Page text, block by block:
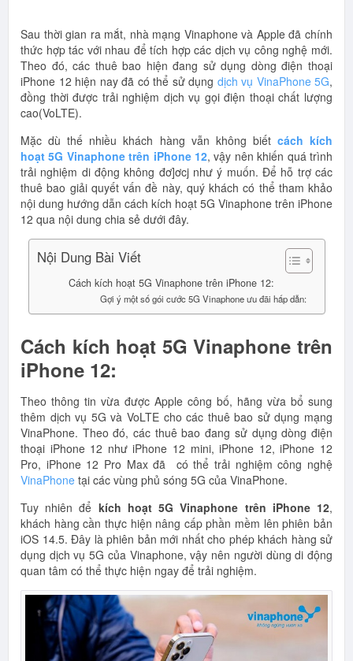
Sau thời gian ra mắt, nhà mạng Vinaphone và Apple đã chính
thức hợp tác với nhau để tích hợp các dịch vụ công nghệ mới.
Theo đó, các thuê bao hiện đang sử dụng dòng điện thoại
iPhone 12 hiện nay đã có thể sử dụng dịch vụ VinaPhone 5G,
đồng thời được trải nghiệm dịch vụ gọi điện thoại chất lượng
cao(VoLTE).
Mặc dù thế nhiều khách hàng vẫn không biết cách kích
hoạt 5G Vinaphone trên iPhone 12, vậy nên khiến quá trình
trải nghiệm di động không đơ]ơcj như ý muốn. Để hỗ trợ các
thuê bao giải quyết vấn đề này, quý khách có thể tham khảo
nội dung hướng dẫn cách kích hoạt 5G Vinaphone trên iPhone
12 qua nội dung chia sẻ dưới đây.
Nội Dung Bài Viết
Cách kích hoạt 5G Vinaphone trên iPhone 12:
Gợi ý một số gói cước 5G Vinaphone ưu đãi hấp dẫn:
Cách kích hoạt 5G Vinaphone trên
iPhone 12:
Theo thông tin vừa được Apple công bố, hãng vừa bổ sung
thêm dịch vụ 5G và VoLTE cho các thuê bao sử dụng mạng
VinaPhone. Theo đó, các thuê bao đang sử dụng dòng điện
thoại iPhone 12 như iPhone 12 mini, iPhone 12, iPhone 12
Pro, iPhone 12 Pro Max đã có thể trải nghiệm công nghệ
VinaPhone tại các vùng phủ sóng 5G của VinaPhone.
Tuy nhiên để kích hoạt 5G Vinaphone trên iPhone 12,
khách hàng cần thực hiện nâng cấp phần mềm lên phiên bản
iOS 14.5. Đây là phiên bản mới nhất cho phép khách hàng sử
dụng dịch vụ 5G của Vinaphone, vậy nên người dùng di động
quan tâm có thể thực hiện ngay để trải nghiệm.